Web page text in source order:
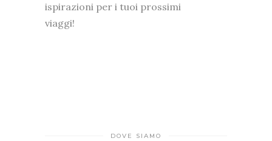
ispirazioni per i tuoi prossimi
viaggi!
DOVE SIAMO